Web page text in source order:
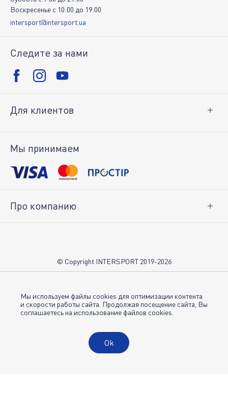
Воскресенье c 10:00 до 19:00
intersport@intersport.ua
Следите за нами
Для клиентов
Возврат товара
Мы принимаем
Про компанию
Магазины INTERSPORT
© Copyright INTERSPORT 2019-2026
Политика конфиденциальности
Публичная оферта
Мы используем файлы cookies для оптимизации контента
и скорости работы сайта. Продолжая посещение сайта, Вы
соглашаетесь на использование файлов cookies.
Ok